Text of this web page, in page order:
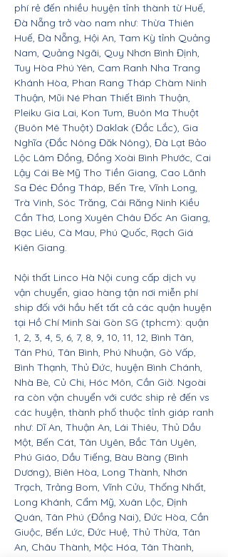
phí rẻ đến nhiều huyện tỉnh thành từ Huế,
Đà Nẵng trở vào nam như: Thừa Thiên
Huế, Đà Nẵng, Hội An, Tam Kỳ tỉnh Quảng
Nam, Quảng Ngãi, Quy Nhơn Bình Định,
Tuy Hòa Phú Yên, Cam Ranh Nha Trang
Khánh Hòa, Phan Rang Tháp Chàm Ninh
Thuận, Mũi Né Phan Thiết Bình Thuận,
Pleiku Gia Lai, Kon Tum, Buôn Ma Thuột
(Buôn Mê Thuột) Daklak (Đắc Lắc), Gia
Nghĩa (Đắc Nông Đăk Nông), Đà Lạt Bảo
Lộc Lâm Đồng, Đồng Xoài Bình Phước, Cai
Lậy Cái Bè Mỹ Tho Tiền Giang, Cao Lãnh
Sa Đéc Đồng Tháp, Bến Tre, Vĩnh Long,
Trà Vinh, Sóc Trăng, Cái Răng Ninh Kiều
Cần Thơ, Long Xuyên Châu Đốc An Giang,
Bạc Liêu, Cà Mau, Phú Quốc, Rạch Giá
Kiên Giang.
Nội thất Linco Hà Nội cung cấp dịch vụ
vận chuyển, giao hàng tận nơi miễn phí
ship đối với hầu hết tất cả các quận huyện
tại Hồ Chí Minh Sài Gòn SG (tphcm): quận
1, 2, 3, 4, 5, 6, 7, 8, 9, 10, 11, 12, Bình Tân,
Tân Phú, Tân Bình, Phú Nhuận, Gò Vấp,
Bình Thạnh, Thủ Đức, huyện Bình Chánh,
Nhà Bè, Củ Chi, Hóc Môn, Cần Giờ. Ngoài
ra còn vận chuyển với cước ship rẻ đến vs
các huyện, thành phố thuộc tỉnh giáp ranh
như: Dĩ An, Thuận An, Lái Thiêu, Thủ Dầu
Một, Bến Cát, Tân Uyên, Bắc Tân Uyên,
Phú Giáo, Dầu Tiếng, Bàu Bàng (Bình
Dương), Biên Hòa, Long Thành, Nhơn
Trạch, Trảng Bom, Vĩnh Cửu, Thống Nhất,
Long Khánh, Cẩm Mỹ, Xuân Lộc, Định
Quán, Tân Phú (Đồng Nai), Đức Hòa, Cần
Giuộc, Bến Lức, Đức Huệ, Thủ Thừa, Tân
An, Châu Thành, Mộc Hóa, Tân Thành,